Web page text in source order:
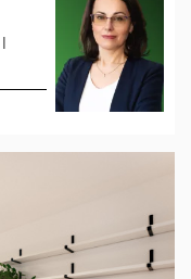
parkovanie